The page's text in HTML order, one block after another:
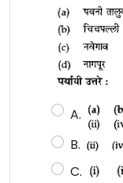
A.
B.
C.